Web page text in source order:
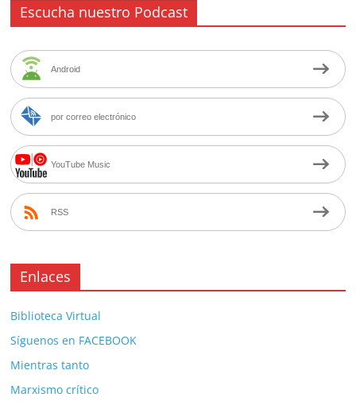
Escucha nuestro Podcast
Android
por correo electrónico
YouTube Music
RSS
Enlaces
Biblioteca Virtual
Síguenos en FACEBOOK
Mientras tanto
Marxismo crítico